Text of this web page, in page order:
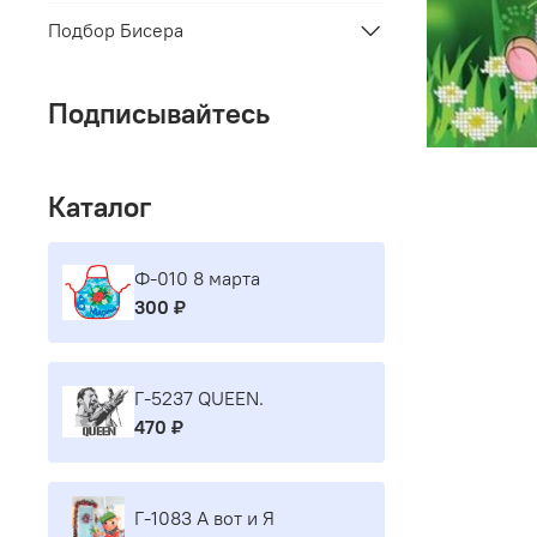
Подбор Бисера
Подписывайтесь
Каталог
Ф-010 8 марта
300 ₽
Г-5237 QUEEN.
470 ₽
Г-1083 А вот и Я